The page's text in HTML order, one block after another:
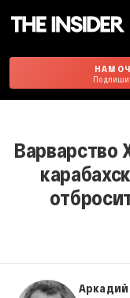
НАМ
Варварство